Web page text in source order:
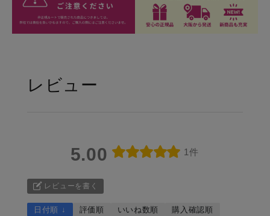
レビュー
5.00 1件
レビューを書く
日付順 ↓ 評価順 いいね数順
購入確認順